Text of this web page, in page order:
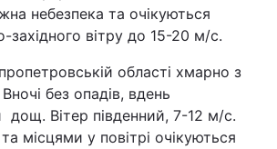
небезпека та очікуються
західного вітру до 15-20 м/с.
області хмарно з
без опадів, вдень
дощ. Вітер південний, 7-12 м/с.
та місцями у повітрі очікуються